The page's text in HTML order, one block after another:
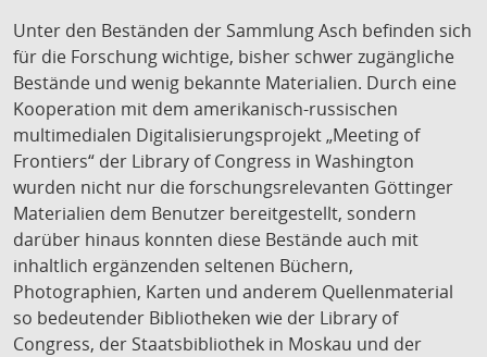
Unter den Beständen der Sammlung Asch befinden sich
für die Forschung wichtige, bisher schwer zugängliche
Bestände und wenig bekannte Materialien. Durch eine
Kooperation mit dem amerikanisch-russischen
multimedialen Digitalisierungsprojekt „Meeting of
Frontiers“ der Library of Congress in Washington
wurden nicht nur die forschungsrelevanten Göttinger
Materialien dem Benutzer bereitgestellt, sondern
darüber hinaus konnten diese Bestände auch mit
inhaltlich ergänzenden seltenen Büchern,
Photographien, Karten und anderem Quellenmaterial
so bedeutender Bibliotheken wie der Library of
Congress, der Staatsbibliothek in Moskau und der